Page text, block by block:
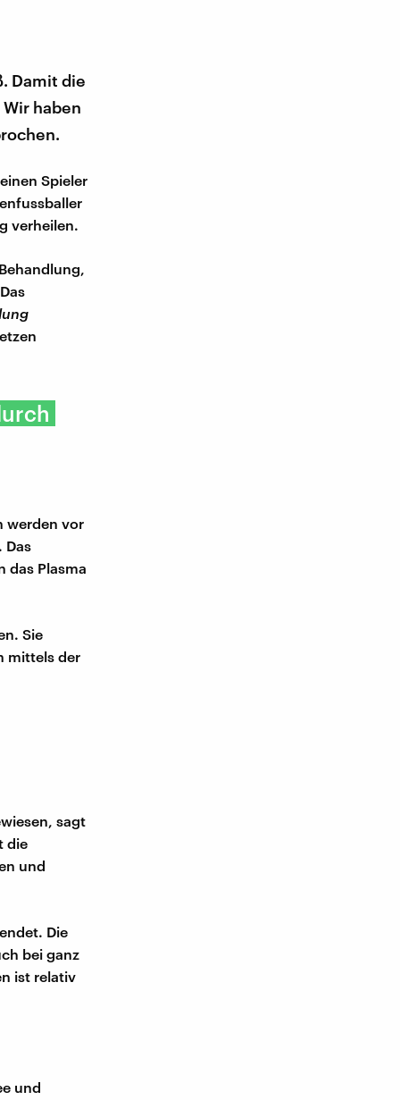
Damit die
haben
Spieler
verheilen.
werden vor
Das
das Plasma
Sie
mittels der
sagt
die
und
Die
bei ganz
ist relativ
und